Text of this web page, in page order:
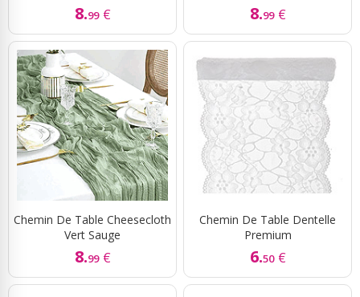
8.99 € 8.99 €
Chemin De Table Cheesecloth
Vert Sauge
8.99 €
Chemin De Table Dentelle
Premium
6.50 €